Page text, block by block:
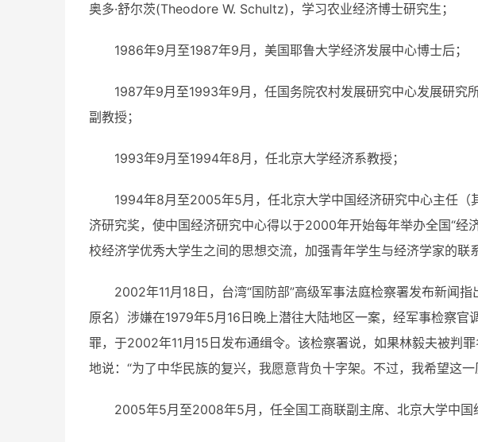
奥多·舒尔茨(Theodore W. Schultz)，学习农业经济博士研究生；
1986年9月至1987年9月，美国耶鲁大学经济发展中心博士后；
1987年9月至1993年9月，任国务院农村发展研究中心发展研究
副教授；
1993年9月至1994年8月，任北京大学经济系教授；
1994年8月至2005年5月，任北京大学中国经济研究中心主任（
济研究奖，使中国经济研究中心得以于2000年开始每年举办全国“经
校经济学优秀大学生之间的思想交流，加强青年学生与经济学家的联
2002年11月18日，台湾“国防部”高级军事法庭检察署发布新闻
原名）涉嫌在1979年5月16日晚上潜往大陆地区一案，经军事检察官
罪，于2002年11月15日发布通缉令。该检察署说，如果林毅夫被判
地说：“为了中华民族的复兴，我愿意背负十字架。不过，我希望这
2005年5月至2008年5月，任全国工商联副主席、北京大学中国